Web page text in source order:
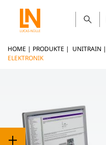
HOME | PRODUKTE | UNITRAIN |
ELEKTRONIK